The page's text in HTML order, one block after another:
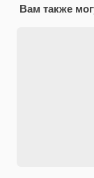
Вам также